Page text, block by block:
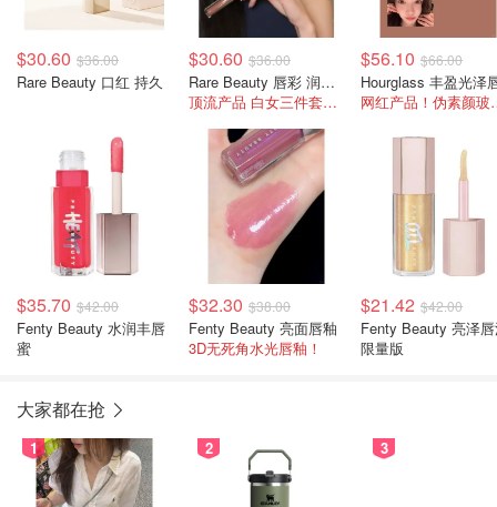
$30.60 $36.00
Rare Beauty 口红 持久
$30.60 $36.00
Rare Beauty 唇彩 润泽型
顶流产品 白女三件套之三
$56.10 $66.00
Hourglass 丰盈光泽
网红
$35.70 $42.00
Fenty Beauty 水润丰唇
蜜
$32.30 $38.00
Fenty Beauty 亮面唇釉
3D无死角水光唇釉！
$21.42 $42.00
Fenty Beauty 亮泽
限量版
大家都在抢
1 2 3